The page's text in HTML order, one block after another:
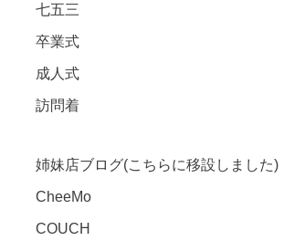
七五三
卒業式
成人式
訪問着
姉妹店ブログ(こちらに移設しました)
CheeMo
COUCH